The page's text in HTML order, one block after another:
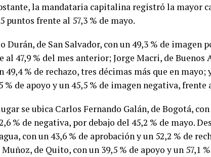
la mandataria capitalina registró la mayor
puntos frente al 57,3 % de mayo.
Durán, de San Salvador, con un 49,3 % de imagen
al 47,9 % del mes anterior; Jorge Macri, de Buenos
49,4 % de rechazo, tres décimas más que en mayo;
% de apoyo y un 45,5 % de imagen negativa, frente
se ubica Carlos Fernando Galán, de Bogotá,
% de negativa, por debajo del 45,2 % de mayo.
con un 43,6 % de aprobación y un 52,2 % de
de Quito, con un 39,5 % de apoyo y un 57,1